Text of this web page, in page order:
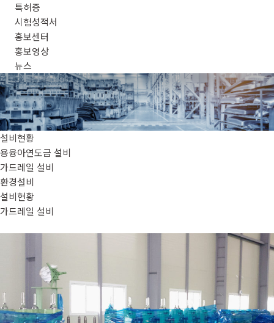
특허증
시험성적서
홍보센터
홍보영상
뉴스
설비현황
용융아연도금 설비
가드레일 설비
환경설비
설비현황
가드레일 설비